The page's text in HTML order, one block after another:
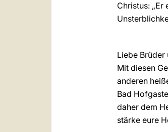
Christus:
Liebe Brüder
Mit diesen
anderen
Bad
daher dem
stärke eure